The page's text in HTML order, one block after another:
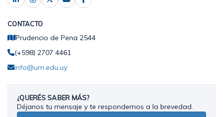
CONTACTO
Prudencio de Pena 2544
(+598) 2707 4461
info@um.edu.uy
¿QUERÉS SABER MÁS?
Déjanos tu mensaje y te respondemos a la brevedad.